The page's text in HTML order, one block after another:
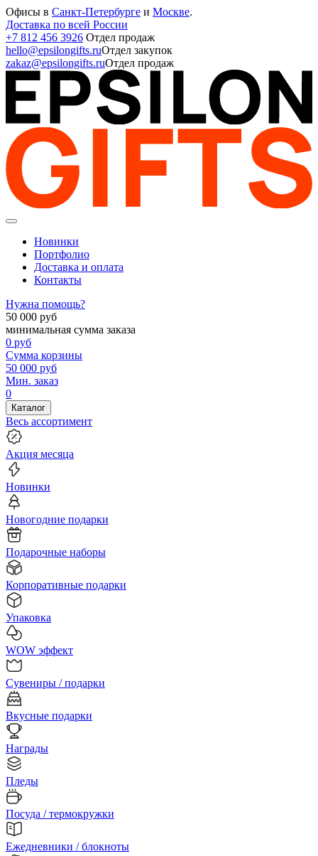
Офисы в Санкт-Петербурге и Москве.
Доставка по всей России
+7 812 456 3926 Отдел продаж
hello@epsilongifts.ruОтдел закупок
zakaz@epsilongifts.ruОтдел продаж
Новинки
Портфолио
Доставка и оплата
Контакты
Нужна помощь?
50 000 руб
минимальная сумма заказа
0 руб
Сумма корзины
50 000 руб
Мин. заказ
0
Каталог
Весь ассортимент
Акция месяца
Новинки
Новогодние подарки
Подарочные наборы
Корпоративные подарки
Упаковка
WOW эффект
Сувениры / подарки
Вкусные подарки
Награды
Пледы
Посуда / термокружки
Ежедневники / блокноты